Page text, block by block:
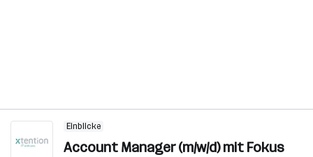
Einblicke
Account Manager (m/w/d) mit Fokus